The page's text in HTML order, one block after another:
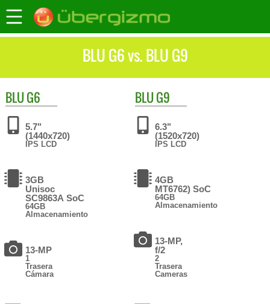
BLU G6 vs. BLU G9
BLUG6
5.7"
(1440x720)
IPS LCD
3GB
Unisoc
SC9863A SoC
64GB
Almacenamiento
13-MP
1
Trasera
Cámara
BLUG9
6.3"
(1520x720)
IPS LCD
4GB
MT6762) SoC
64GB
Almacenamiento
13-MP,
f/2
2
Trasera
Cameras